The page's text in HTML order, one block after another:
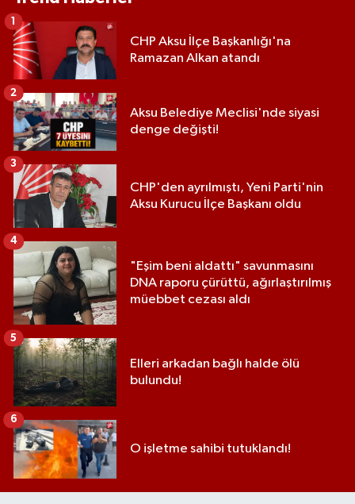
CHP Aksu İlçe Başkanlığı'na
Ramazan Alkan atandı
1
Aksu Belediye Meclisi'nde siyasi
denge değişti!
2
CHP'den ayrılmıştı, Yeni Parti'nin
Aksu Kurucu İlçe Başkanı oldu
3
"Eşim beni aldattı" savunmasını
DNA raporu çürüttü, ağırlaştırılmış
müebbet cezası aldı
4
Elleri arkadan bağlı halde ölü
bulundu!
5
O işletme sahibi tutuklandı!
6